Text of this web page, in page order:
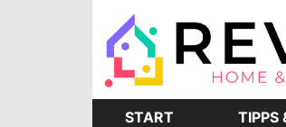
START TIPPS